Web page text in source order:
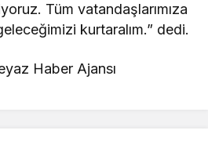
Tüm vatandaşlarımıza
kurtaralım.” dedi.
Haber Ajansı